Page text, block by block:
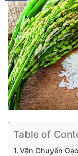
Table of
Vận Chuyển